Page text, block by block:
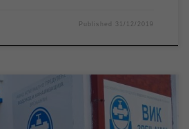
Published 31/12/2019
празника неће радити